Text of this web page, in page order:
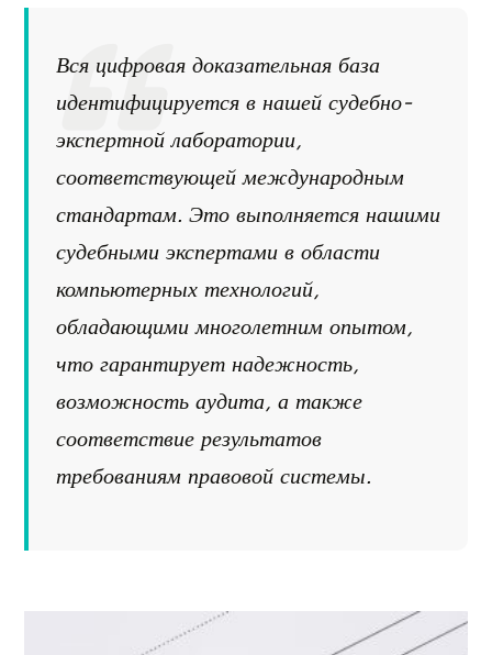
Вся цифровая доказательная база
идентифицируется в нашей судебно-
экспертной лаборатории,
соответствующей международным
стандартам. Это выполняется нашими
судебными экспертами в области
компьютерных технологий,
обладающими многолетним опытом,
что гарантирует надежность,
возможность аудита, а также
соответствие результатов
требованиям правовой системы.